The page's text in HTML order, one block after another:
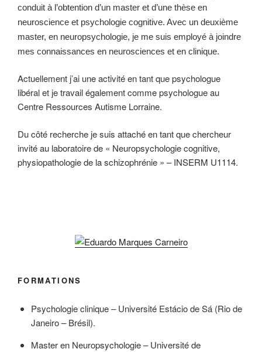
conduit à l’obtention d’un master et d’une thèse en
neuroscience et psychologie cognitive. Avec un deuxième
master, en neuropsychologie, je me suis employé à joindre
mes connaissances en neurosciences et en clinique.
Actuellement j’ai une activité en tant que psychologue
libéral et je travail également comme psychologue au
Centre Ressources Autisme Lorraine.
Du côté recherche je suis attaché en tant que chercheur
invité au laboratoire de « Neuropsychologie cognitive,
physiopathologie de la schizophrénie » – INSERM U1114.
FORMATIONS
Psychologie clinique – Université Estácio de Sá (Rio de
Janeiro – Brésil).
Master en Neuropsychologie – Université de